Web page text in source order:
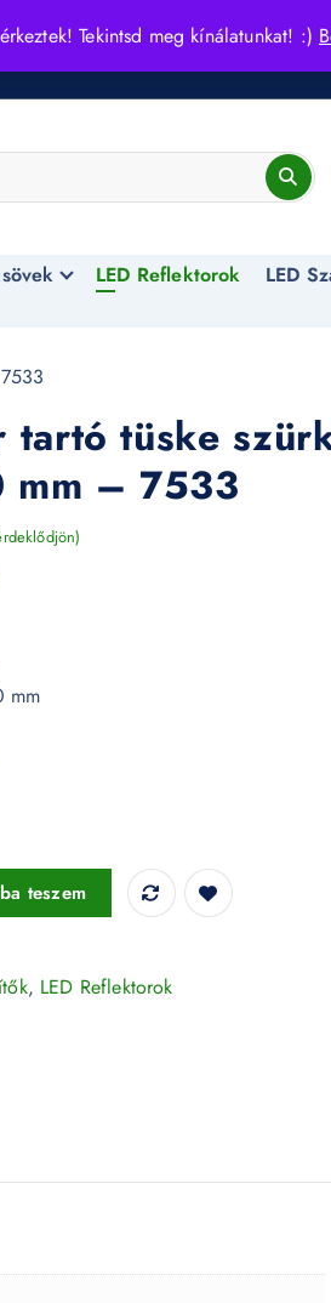
Tekintsd meg kínálatunkat! :)
LED Reflektorok LED
tartó tüske
mm – 7533
mm
35 x 150 mm - 7533 mennyiség
teszem
, LED Reflektorok